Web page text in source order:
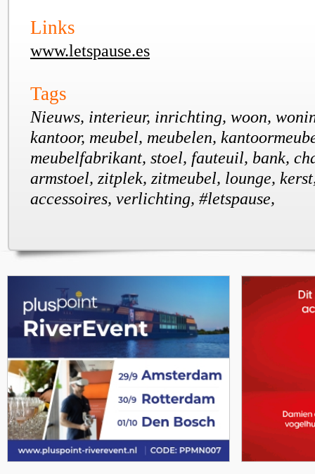
Links
www.letspause.es
Tags
Nieuws, interieur, inrichting, woon,
kantoor, meubel, meubelen,
meubelfabrikant, stoel, fauteuil, bank,
armstoel, zitplek, zitmeubel, lounge,
accessoires, verlichting, #letspause,